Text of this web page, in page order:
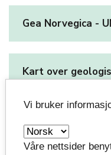
Gea Norvegica -
Kart over
Publisert: 05.11.2024
Oppdatert: 28.03.2025
Vi bruker
Våre nettsider